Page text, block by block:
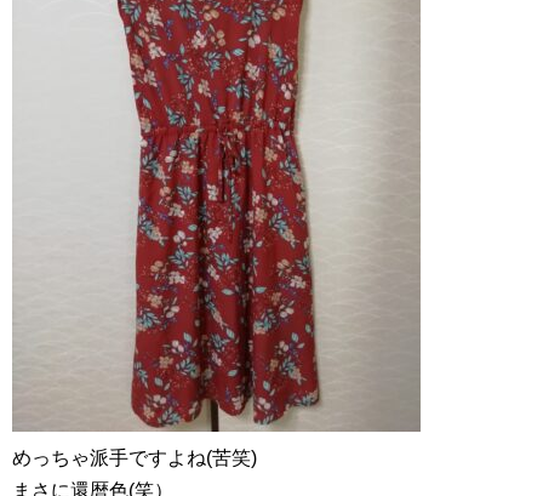
めっちゃ派手ですよね(苦笑)
まさに還暦色(笑）